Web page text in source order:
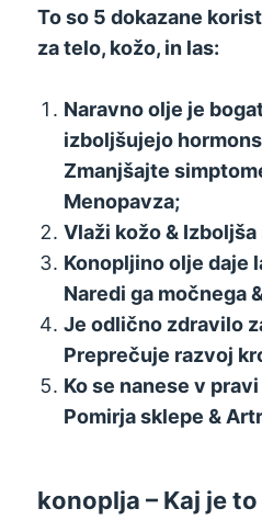
To so 5 dokazane
za telo, kožo, in las:
Naravno olje je
izboljšujejo
Zmanjšajte
Menopavza;
Vlaži kožo &
Konopljino olje daje
Naredi ga močnega
Je odlično zdravilo
Preprečuje razvoj
Ko se nanese v
Pomirja sklepe &
konoplja – Kaj je